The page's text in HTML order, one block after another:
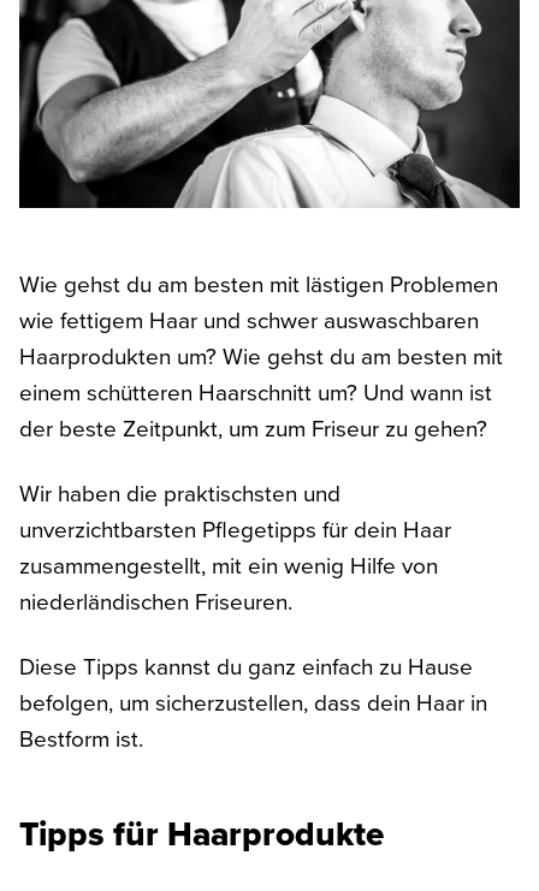
Wie gehst du am besten mit lästigen Problemen
wie fettigem Haar und schwer auswaschbaren
Haarprodukten um? Wie gehst du am besten mit
einem schütteren Haarschnitt um? Und wann ist
der beste Zeitpunkt, um zum Friseur zu gehen?
Wir haben die praktischsten und
unverzichtbarsten Pflegetipps für dein Haar
zusammengestellt, mit ein wenig Hilfe von
niederländischen Friseuren.
Diese Tipps kannst du ganz einfach zu Hause
befolgen, um sicherzustellen, dass dein Haar in
Bestform ist.
Tipps für Haarprodukte